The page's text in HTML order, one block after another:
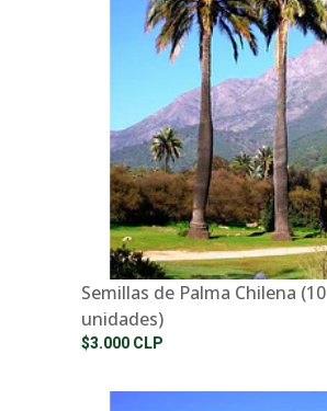
Semillas de Palma Chilena (10
unidades)
$3.000 CLP